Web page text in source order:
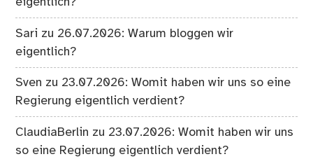
Sari zu 26.07.2026: Warum bloggen wir
eigentlich?
Sven zu 23.07.2026: Womit haben wir uns so eine
Regierung eigentlich verdient?
ClaudiaBerlin zu 23.07.2026: Womit haben wir uns
so eine Regierung eigentlich verdient?